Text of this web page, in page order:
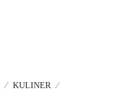
KULINER